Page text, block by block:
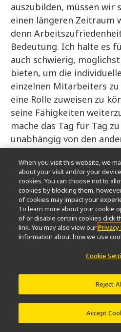
auszubilden, müssen wir
einen längeren Zeitraum
denn
Bedeutung. Ich halte es
auch schwierig,
bieten, um die
einzelnen Mitarbeiters
eine Rolle zuweisen zu
seine Fähigkeiten
mache das Tag für Tag
unabhängig von den
Herausforderungen.
Natürlich versuche ich
jüngerer Mitarbeiter,
sammeln, wie die
technischen Kenntnisse,
neuer Technologien und
meiner Forschung.
When you visit this website, we
about your visit and/or your
cookies. You can choose not to
cookies by blocking them,
of cookies may impact your
To learn more about your cookie
of or disable certain cookies click
link. You may also view ourPrivacy
information about how we use
Cookie
Reject
Accept